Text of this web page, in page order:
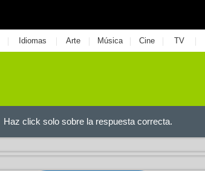
| Idiomas | Arte | Música | Cine | TV |
Haz click solo sobre la respuesta correcta.